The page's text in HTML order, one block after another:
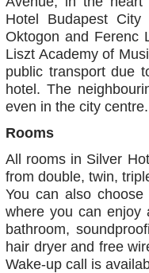
Hotel Budapest
Oktogon and Ferenc
Liszt Academy of
public transport due
hotel. The
even in the city centre.
Rooms
All rooms in Silver
from double, twin,
You can also
where you can
bathroom,
hair dryer and free
Wake-up call is